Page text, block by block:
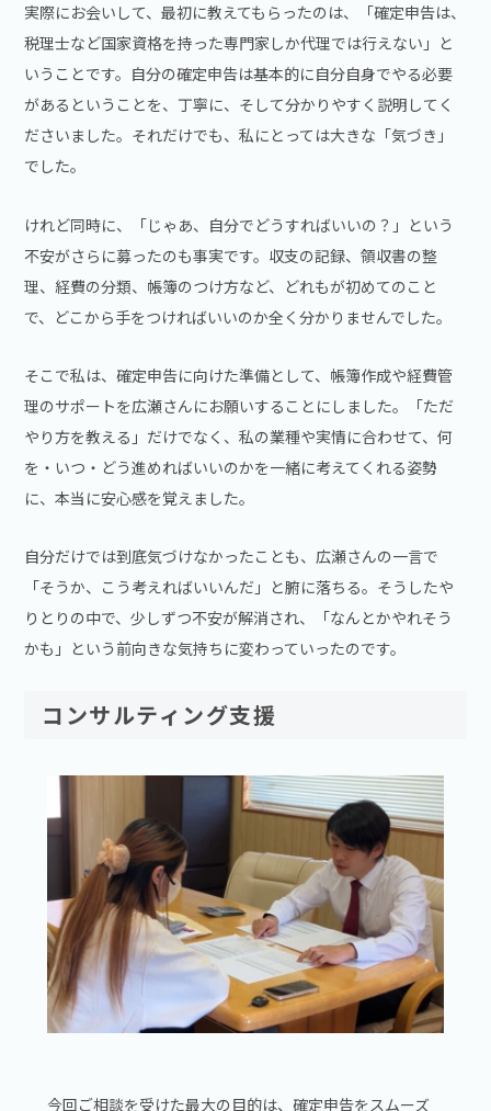
実際にお会いして、最初に教えてもらったのは、「確定申告は、
税理士など国家資格を持った専門家しか代理では行えない」と
いうことです。自分の確定申告は基本的に自分自身でやる必要
があるということを、丁寧に、そして分かりやすく説明してく
ださいました。それだけでも、私にとっては大きな「気づき」
でした。
けれど同時に、「じゃあ、自分でどうすればいいの？」という
不安がさらに募ったのも事実です。収支の記録、領収書の整
理、経費の分類、帳簿のつけ方など、どれもが初めてのこと
で、どこから手をつければいいのか全く分かりませんでした。
そこで私は、確定申告に向けた準備として、帳簿作成や経費管
理のサポートを広瀬さんにお願いすることにしました。「ただ
やり方を教える」だけでなく、私の業種や実情に合わせて、何
を・いつ・どう進めればいいのかを一緒に考えてくれる姿勢
に、本当に安心感を覚えました。
自分だけでは到底気づけなかったことも、広瀬さんの一言で
「そうか、こう考えればいいんだ」と腑に落ちる。そうしたや
りとりの中で、少しずつ不安が解消され、「なんとかやれそう
かも」という前向きな気持ちに変わっていったのです。
コンサルティング支援
今回ご相談を受けた最大の目的は、確定申告をスムーズ